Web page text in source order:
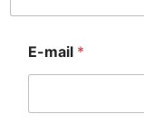
a
E-mail *